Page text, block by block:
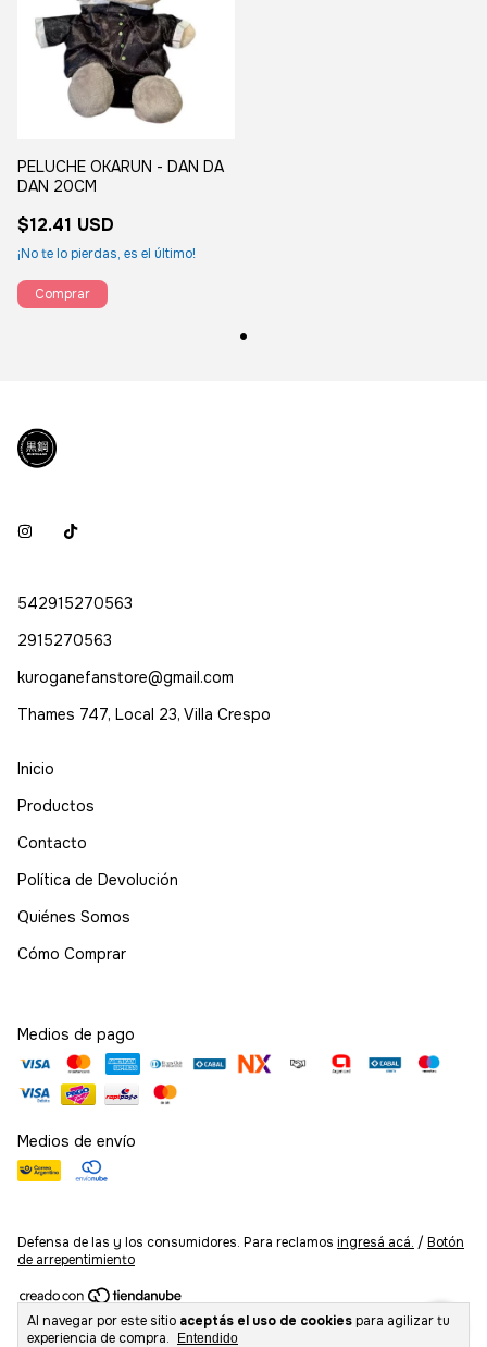
Al navegar por este sitio aceptás el uso de cookies para agilizar tu
experiencia de compra.
Entendido
PELUCHE OKARUN - DAN DA
DAN 20CM
$12.41 USD
¡No te lo pierdas, es el último!
542915270563
2915270563
kuroganefanstore@gmail.com
Thames 747, Local 23, Villa Crespo
Inicio
Productos
Contacto
Política de Devolución
Quiénes Somos
Cómo Comprar
Medios de pago
Medios de envío
Defensa de las y los consumidores. Para reclamos ingresá acá. / Botón
de arrepentimiento
Copyright Kurogane Fanstore - 2026. Todos los derechos reservados.